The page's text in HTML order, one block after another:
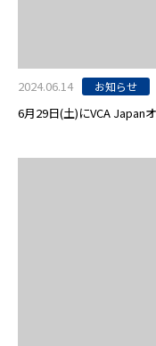
2024.06.14 お知らせ
6月29日(土)にVCA Japan